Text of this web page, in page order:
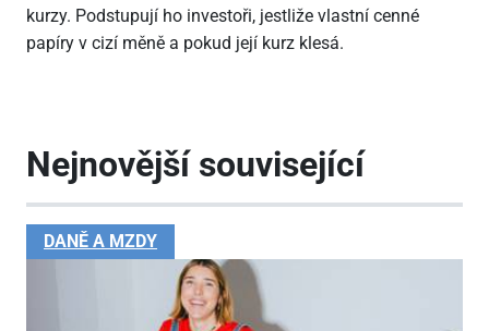
kurzy. Podstupují ho investoři, jestliže vlastní cenné
papíry v cizí měně a pokud její kurz klesá.
Nejnovější související
DANĚ A MZDY